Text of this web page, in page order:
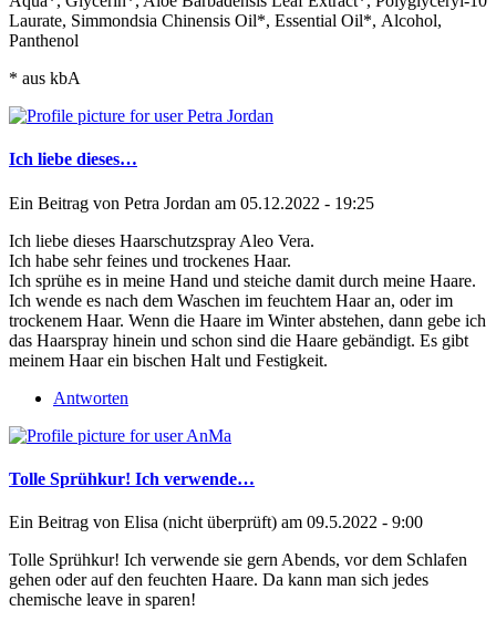
Laurate, Simmondsia Chinensis Oil*, Essential Oil*, Alcohol,
Panthenol
* aus kbA
Ich liebe dieses…
Ein Beitrag von Petra Jordan am 05.12.2022 - 19:25
Ich liebe dieses Haarschutzspray Aleo Vera.
Ich habe sehr feines und trockenes Haar.
Ich sprühe es in meine Hand und steiche damit durch meine Haare.
Ich wende es nach dem Waschen im feuchtem Haar an, oder im
trockenem Haar. Wenn die Haare im Winter abstehen, dann gebe ich
das Haarspray hinein und schon sind die Haare gebändigt. Es gibt
meinem Haar ein bischen Halt und Festigkeit.
Antworten
Tolle Sprühkur! Ich verwende…
Ein Beitrag von Elisa (nicht überprüft) am 09.5.2022 - 9:00
Tolle Sprühkur! Ich verwende sie gern Abends, vor dem Schlafen
gehen oder auf den feuchten Haare. Da kann man sich jedes
chemische leave in sparen!